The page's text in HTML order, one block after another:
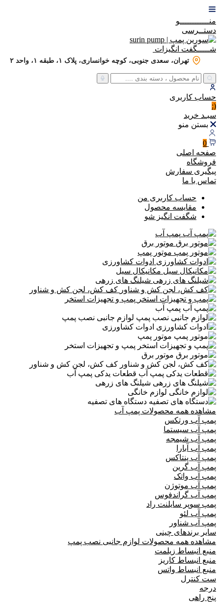
منــــــــــــو
دستــرسی
شـــــگفت انگیزات
تهران، سعدی جنوبی، کوچه خوانساری، پلاک ۱، طبقه ۱، واحد ۲
حساب کاربری
(:
سبـد خرید
بستن منو
0
صفحه اصلی
فروشگاه
پیگیری سفارش
تماس با ما
حساب کاربری من
مقایسه محصول
شگفت انگیز شو
پمپ آب
موتور برق
موتور پمپ
ادوات کشاورزی
مکانیکال سیل
شیلنگ های زرهی
کف کش، لجن کش و شناور
پمپ و تجهیزات استخر
پمپ آب
لوازم جانبی نصب پمپ
ادوات کشاورزی
موتور پمپ
پمپ و تجهیزات استخر
موتور برق
کف کش، لجن کش و شناور
قطعات یدکی پمپ آب
شیلنگ های زرهی
لوازم خانگی
دستگاه های تصفیه
مشاهده همه محصولات پمپ آب
پمپ آب ورتکس
پمپ آب سیستما
پمپ آب شیمجه
پمپ آب آبارا
پمپ آب پنتاکس
پمپ آب گرین
پمپ آب واتک
پمپ آب موتوژن
پمپ آب گراندفوس
پمپ سوپر سایلنت راد
پمپ آب لئو
پمپ آب شناور
سایر برندهای چینی
مشاهده همه محصولات لوازم جانبی نصب پمپ
منبع انبساط زیلمت
منبع انبساط کاریز
منبع انبساط واتس
ست کنترل
درجه
پنج راهی